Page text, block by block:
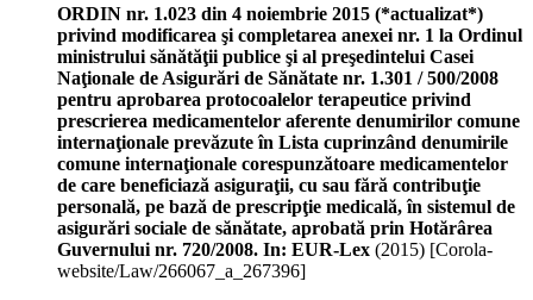
ORDIN nr. 1.023 din 4 noiembrie 2015 (*actualizat*)
privind modificarea şi completarea anexei nr. 1 la Ordinul
ministrului sănătăţii publice şi al preşedintelui Casei
Naţionale de Asigurări de Sănătate nr. 1.301 / 500/2008
pentru aprobarea protocoalelor terapeutice privind
prescrierea medicamentelor aferente denumirilor comune
internaţionale prevăzute în Lista cuprinzând denumirile
comune internaţionale corespunzătoare medicamentelor
de care beneficiază asiguraţii, cu sau fără contribuţie
personală, pe bază de prescripţie medicală, în sistemul de
asigurări sociale de sănătate, aprobată prin Hotărârea
Guvernului nr. 720/2008. In: EUR-Lex (2015) [Corola-
website/Law/266067_a_267396]